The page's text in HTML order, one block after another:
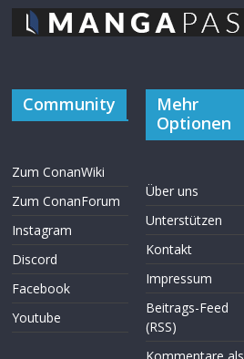
Community
Zum ConanWiki
Zum ConanForum
Instagram
Discord
Facebook
Youtube
Mehr
Optionen
Über uns
Unterstützen
Kontakt
Impressum
Beitrags-Feed
(RSS)
Kommentare als